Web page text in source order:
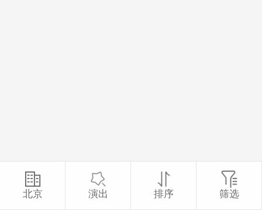
北京 演出 排序 筛选